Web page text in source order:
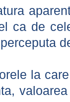
ca de
la